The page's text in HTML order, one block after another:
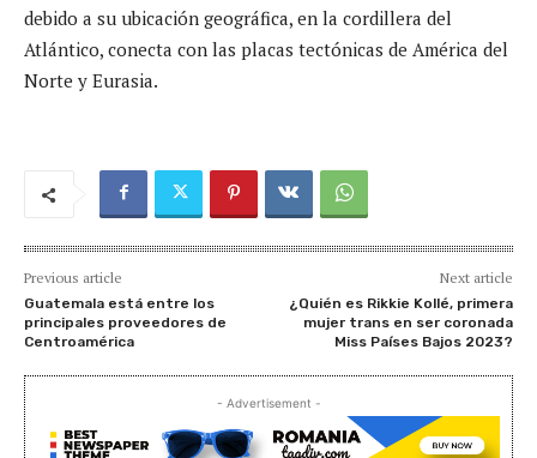
debido a su ubicación geográfica, en la cordillera del
Atlántico, conecta con las placas tectónicas de América del
Norte y Eurasia.
Previous article
Guatemala está entre los
principales proveedores de
Centroamérica
Next article
¿Quién es Rikkie Kollé, primera
mujer trans en ser coronada
Miss Países Bajos 2023?
- Advertisement -